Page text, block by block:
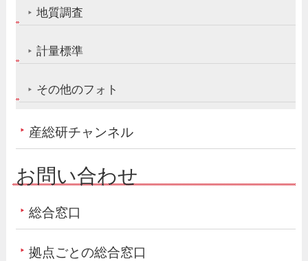
地質調査
計量標準
その他のフォト
産総研チャンネル
お問い合わせ
総合窓口
拠点ごとの総合窓口